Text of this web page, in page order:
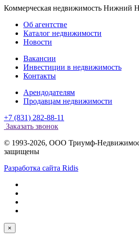
Коммерческая недвижимость Нижний
Об агентстве
Каталог недвижимости
Новости
Вакансии
Инвестиции в недвижимость
Контакты
Арендодателям
Продавцам недвижимости
+7 (831) 282-88-11
Заказать звонок
© 1993-2026, ООО Триумф-
защищены
Разработка сайта Ridis
×